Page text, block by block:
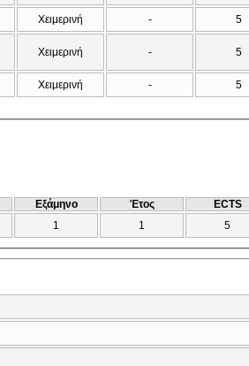
Χειμερινή - 5
Χειμερινή - 5
Χειμερινή - 5
Εξάμηνο Έτος
ECTS
1 1 5